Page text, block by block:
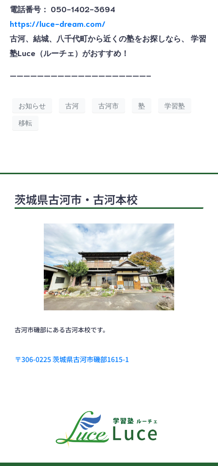
電話番号： 050-1402-3694
https://luce-dream.com/
古河、結城、八千代町から近くの塾をお探しなら、 学習
塾Luce（ルーチェ）がおすすめ！
————————————————————–
お知らせ 古河 古河市 塾
学習塾
移転
茨城県古河市・古河本校
古河市磯部にある古河本校です。
〒306-0225 茨城県古河市磯部1615-1